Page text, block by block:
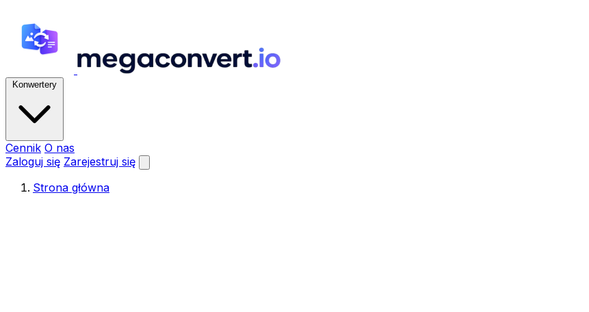
Konwertery
Cennik O nas
Zaloguj się Zarejestruj się
Strona główna